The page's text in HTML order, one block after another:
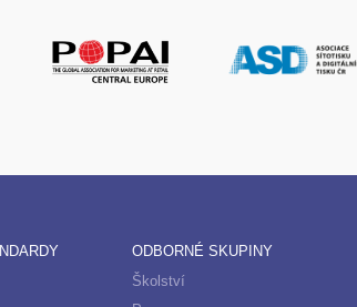
ODBORNÉ SKUPINY
Školství